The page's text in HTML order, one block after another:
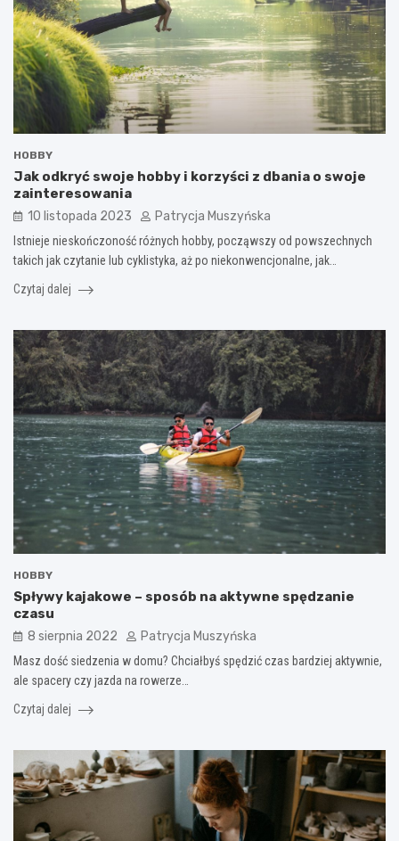
HOBBY
Jak odkryć swoje hobby i korzyści z dbania o swoje
zainteresowania
10 listopada 2023 Patrycja Muszyńska
Istnieje nieskończoność różnych hobby, począwszy od powszechnych
takich jak czytanie lub cyklistyka, aż po niekonwencjonalne, jak…
Czytaj dalej
HOBBY
Spływy kajakowe – sposób na aktywne spędzanie
czasu
8 sierpnia 2022 Patrycja Muszyńska
Masz dość siedzenia w domu? Chciałbyś spędzić czas bardziej aktywnie,
ale spacery czy jazda na rowerze…
Czytaj dalej